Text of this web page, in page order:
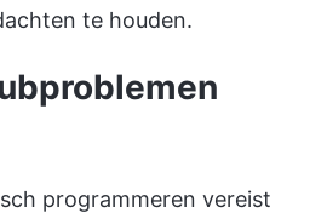
te houden.
programmeren vereist